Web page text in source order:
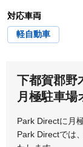
対応車両
軽自動車
下都賀郡野
月極駐車場
Park Directに月
Park Directでは